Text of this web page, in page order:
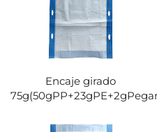
Encaje girado